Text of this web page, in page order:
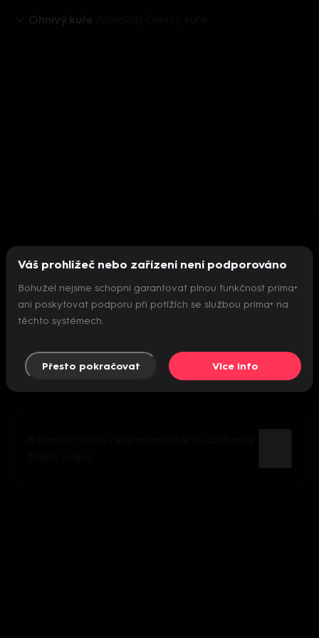
Ohnivý kuře
Nepodařilo se inicializovat přehrávač
Váš prohlížeč nebo zařízení není podporováno
Bohužel nejsme schopni garantovat plnou funkčnost prima+
ani poskytovat podporu při potížích se službou prima+ na
těchto systémech.
Přesto pokračovat Více info